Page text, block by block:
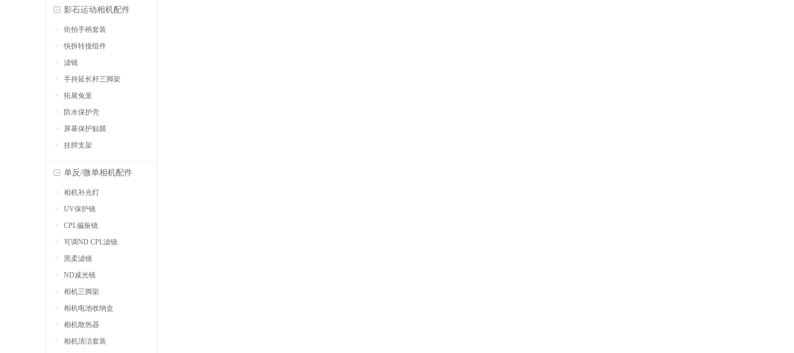
影石运动相机配件
街拍手柄套装
快拆转接组件
滤镜
手持延长杆三脚架
拓展兔笼
防水保护壳
屏幕保护贴膜
挂脖支架
单反/微单相机配件
相机补光灯
UV保护镜
CPL偏振镜
可调ND CPL滤镜
黑柔滤镜
ND减光镜
相机三脚架
相机电池收纳盒
相机散热器
相机清洁套装